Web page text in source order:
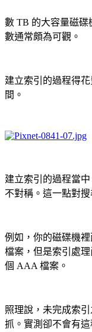
數 TB 的大容量磁
數通常頗為可觀。
建立索引的過程得
間。
建立索引的過程當
不對稱。這一點對
例如，你的磁碟機
檔案，但是索引處
個 AAA 檔案。
照理說，未完成索
抓。實測卻不會有